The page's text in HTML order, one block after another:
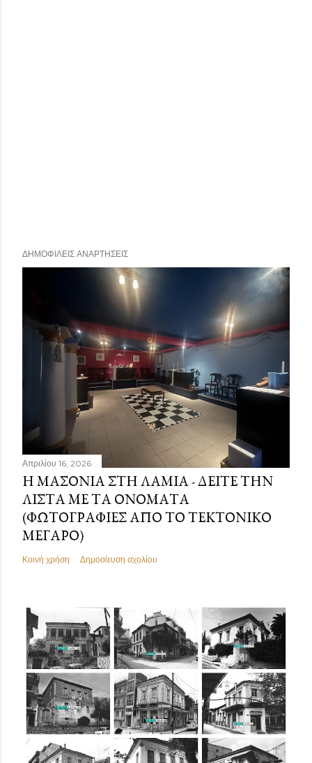
ΔΗΜΟΦΙΛΕΊΣ ΑΝΑΡΤΉΣΕΙΣ
Απριλίου 16, 2026
Η ΜΑΣΟΝΊΑ ΣΤΗ ΛΑΜΊΑ - ΔΕΊΤΕ ΤΗΝ
ΛΊΣΤΑ ΜΕ ΤΑ ΟΝΌΜΑΤΑ
(ΦΩΤΟΓΡΑΦΊΕΣ ΑΠΌ ΤΟ ΤΕΚΤΟΝΙΚΌ
ΜΈΓΑΡΟ)
Κοινή χρήση Δημοσίευση σχολίου